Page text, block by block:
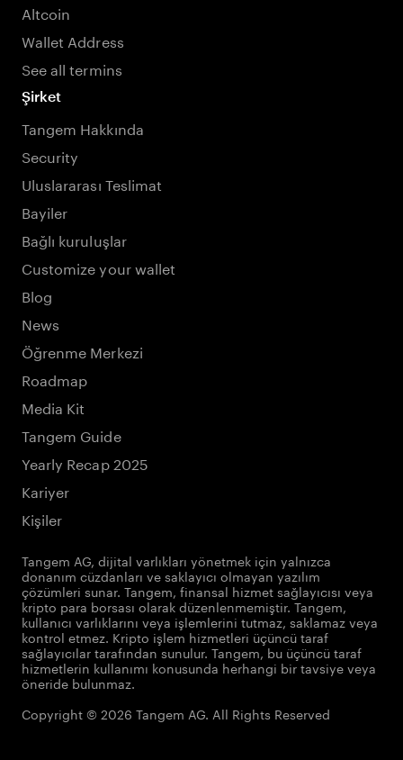
Altcoin
Wallet Address
See all termins
Şirket
Tangem Hakkında
Security
Uluslararası Teslimat
Bayiler
Bağlı kuruluşlar
Customize your wallet
Blog
News
Öğrenme Merkezi
Roadmap
Media Kit
Tangem Guide
Yearly Recap 2025
Kariyer
Kişiler
Tangem AG, dijital varlıkları yönetmek için yalnızca
donanım cüzdanları ve saklayıcı olmayan yazılım
çözümleri sunar. Tangem, finansal hizmet sağlayıcısı veya
kripto para borsası olarak düzenlenmemiştir. Tangem,
kullanıcı varlıklarını veya işlemlerini tutmaz, saklamaz veya
kontrol etmez. Kripto işlem hizmetleri üçüncü taraf
sağlayıcılar tarafından sunulur. Tangem, bu üçüncü taraf
hizmetlerin kullanımı konusunda herhangi bir tavsiye veya
öneride bulunmaz.